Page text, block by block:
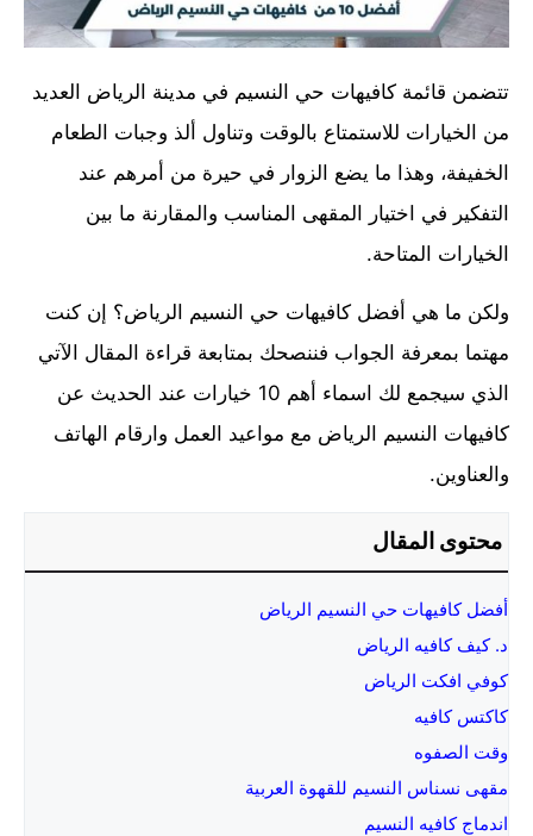
تتضمن قائمة كافيهات حي النسيم في مدينة الرياض العديد
من الخيارات للاستمتاع بالوقت وتناول ألذ وجبات الطعام
الخفيفة، وهذا ما يضع الزوار في حيرة من أمرهم عند
التفكير في اختيار المقهى المناسب والمقارنة ما بين
الخيارات المتاحة.
ولكن ما هي أفضل كافيهات حي النسيم الرياض؟ إن كنت
مهتما بمعرفة الجواب فننصحك بمتابعة قراءة المقال الآتي
الذي سيجمع لك اسماء أهم 10 خيارات عند الحديث عن
كافيهات النسيم الرياض مع مواعيد العمل وارقام الهاتف
والعناوين.
محتوى المقال
أفضل كافيهات حي النسيم الرياض
د. كيف كافيه الرياض
كوفي افكت الرياض
كاكتس كافيه
وقت الصفوه
مقهى نسناس النسيم للقهوة العربية
اندماج كافيه النسيم